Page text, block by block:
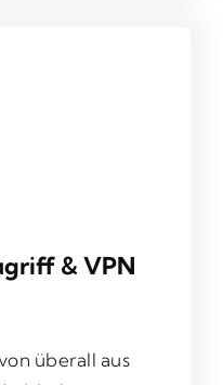
& VPN
überall aus